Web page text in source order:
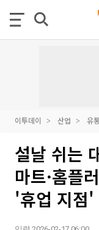
이투데이 산업 유
설날 쉬는
마트·홈플
'휴업 지점'